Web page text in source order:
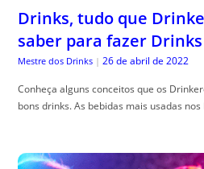
Drinks, tudo que
saber para fazer
Mestre dos Drinks | 26 de abril de 2022
Conheça alguns conceitos que os
bons drinks. As bebidas mais usadas